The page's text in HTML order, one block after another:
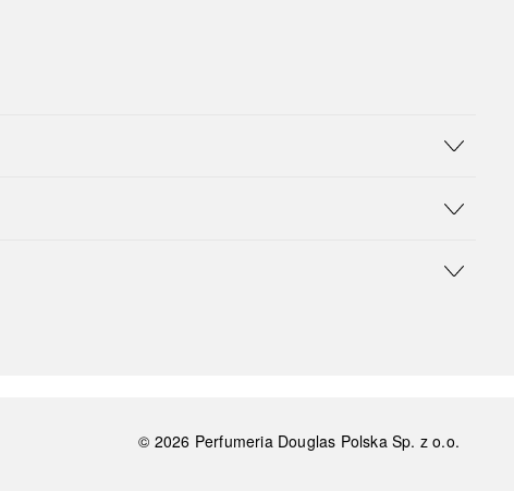
© 2026 Perfumeria Douglas Polska Sp. z o.o.